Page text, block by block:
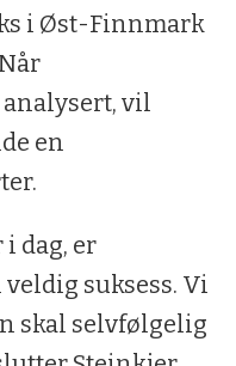
mye på
i
i drakten og
den
i Norge skjedde
2021. De
i Øst-Finnmark
vil
en
i dag, er
suksess. Vi
skal selvfølgelig